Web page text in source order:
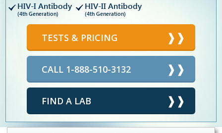
HIV-I Antibody
(4th Generation)
HIV-II Antibody
(4th Generation)
TESTS & PRICING
CALL 1-888-510-3132
FIND A LAB